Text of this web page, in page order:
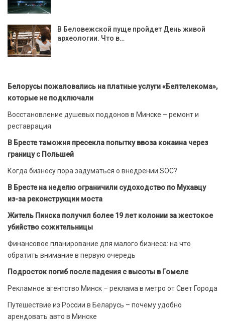
В Беловежской пуще пройдет День живой
археологии. Что в…
Белорусы пожаловались на платные услуги «Белтелекома»,
которые не подключали
Восстановление душевых поддонов в Минске – ремонт и
реставрация
В Бресте таможня пресекла попытку ввоза кокаина через
границу с Польшей
Когда бизнесу пора задуматься о внедрении SOC?
В Бресте на неделю ограничили судоходство по Мухавцу
из-за реконструкции моста
Житель Пинска получил более 19 лет колонии за жестокое
убийство сожительницы
Финансовое планирование для малого бизнеса: на что
обратить внимание в первую очередь
Подросток погиб после падения с высоты в Гомеле
Рекламное агентство Минск – реклама в метро от Свет Города
Путешествие из России в Беларусь – почему удобно
арендовать авто в Минске